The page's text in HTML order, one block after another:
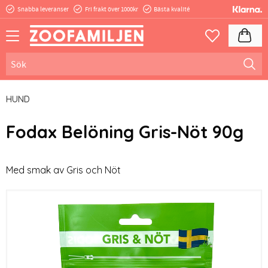
Snabba leveranser Fri frakt över 1000kr Bästa kvalité
Favoriter
HUND
Fodax Belöning Gris-Nöt 90g
Med smak av Gris och Nöt